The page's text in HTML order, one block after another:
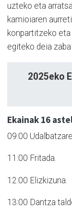
uzteko eta
kamioiaren
konpartitzeko
egiteko deia
2025eko
Ekainak 16
09:00
11:00 Fritada.
12:00 Elizkizuna.
13:00 Dantza